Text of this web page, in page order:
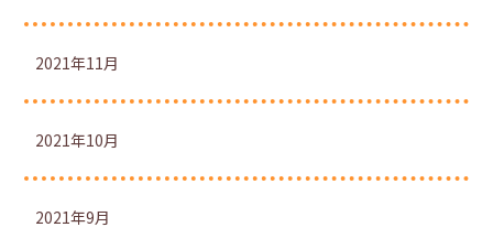
2021年11月
2021年10月
2021年9月